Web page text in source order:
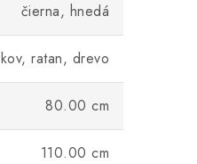
čierna, hnedá
kov, ratan, drevo
80.00 cm
110.00 cm